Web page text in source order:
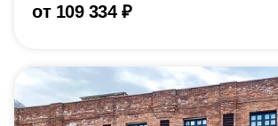
от 109 334 ₽